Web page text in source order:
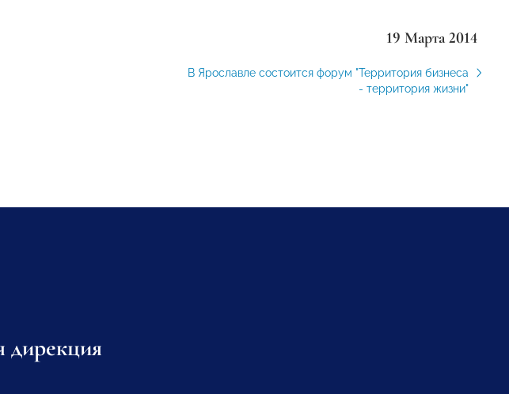
19 Марта 2014
В Ярославле состоится форум "Территория бизнеса
- территория жизни"
дирекция